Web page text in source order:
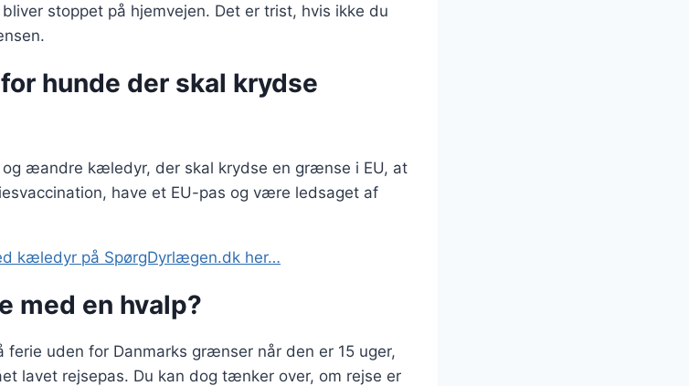
stoppet på hjemvejen. Det er trist, hvis ikke du
hunde der skal krydse
æandre kæledyr, der skal krydse en grænse i EU, at
have et EU-pas og være ledsaget af
kæledyr på SpørgDyrlægen.dk her…
med en hvalp?
ferie uden for Danmarks grænser når den er 15 uger,
lavet rejsepas. Du kan dog tænker over, om rejse er